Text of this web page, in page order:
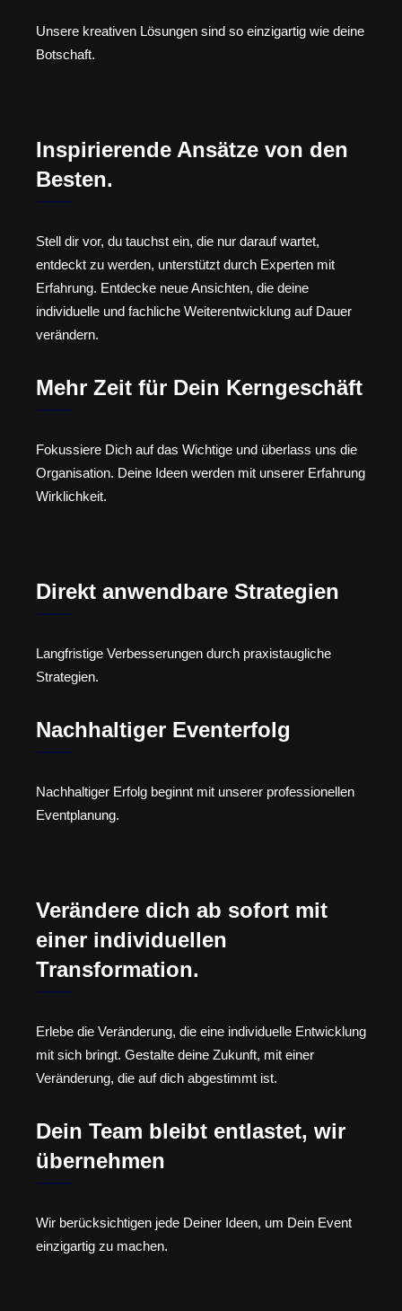
Unsere kreativen Lösungen sind so einzigartig wie deine
Botschaft.
Inspirierende Ansätze von den
Besten.
Stell dir vor, du tauchst ein, die nur darauf wartet,
entdeckt zu werden, unterstützt durch Experten mit
Erfahrung. Entdecke neue Ansichten, die deine
individuelle und fachliche Weiterentwicklung auf Dauer
verändern.
Mehr Zeit für Dein Kerngeschäft
Fokussiere Dich auf das Wichtige und überlass uns die
Organisation. Deine Ideen werden mit unserer Erfahrung
Wirklichkeit.
Direkt anwendbare Strategien
Langfristige Verbesserungen durch praxistaugliche
Strategien.
Nachhaltiger Eventerfolg
Nachhaltiger Erfolg beginnt mit unserer professionellen
Eventplanung.
Verändere dich ab sofort mit
einer individuellen
Transformation.
Erlebe die Veränderung, die eine individuelle Entwicklung
mit sich bringt. Gestalte deine Zukunft, mit einer
Veränderung, die auf dich abgestimmt ist.
Dein Team bleibt entlastet, wir
übernehmen
Wir berücksichtigen jede Deiner Ideen, um Dein Event
einzigartig zu machen.